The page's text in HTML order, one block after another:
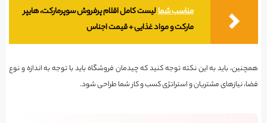
مناسب شمالیست کامل اقلام پرفروش سوپرمارکت، هایپر
مارکت و مواد غذایی + قیمت اجناس
همچنین، باید به این نکته توجه کنید که چیدمان فروشگاه باید با توجه به اندازه و نوع
فضا، نیازهای مشتریان و استراتژی کسب و کار شما طراحی شود.